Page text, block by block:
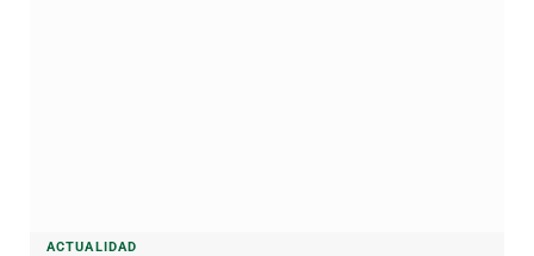
ACTUALIDAD